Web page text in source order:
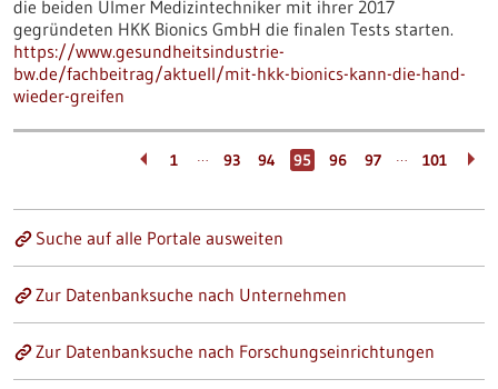
die beiden Ulmer Medizintechniker mit ihrer 2017
gegründeten HKK Bionics GmbH die finalen Tests starten.
https://www.gesundheitsindustrie-
bw.de/fachbeitrag/aktuell/mit-hkk-bionics-kann-die-hand-
wieder-greifen
1 … 93 94 95 96 97 … 101
Suche auf alle Portale ausweiten
Zur Datenbanksuche nach Unternehmen
Zur Datenbanksuche nach Forschungseinrichtungen